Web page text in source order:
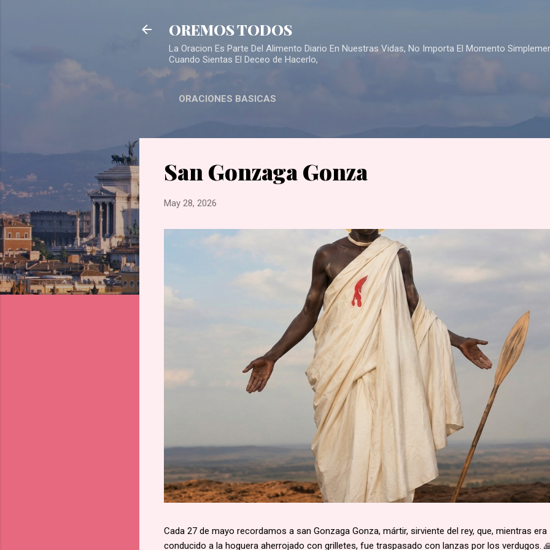
OREMOS TODOS
La Oracion Es Parte Del Alimento Diario En Nuestras Vidas, No Importa El Momento
Cuando Sientas El Deceo de Hacerlo,
ORACIONES BASICAS
San Gonzaga Gonza
May 28, 2026
Cada 27 de mayo recordamos a san Gonzaga Gonza, mártir, sirviente del rey, que, mientras era
conducido a la hoguera aherrojado con grilletes, fue traspasado con lanzas por los verdugos.